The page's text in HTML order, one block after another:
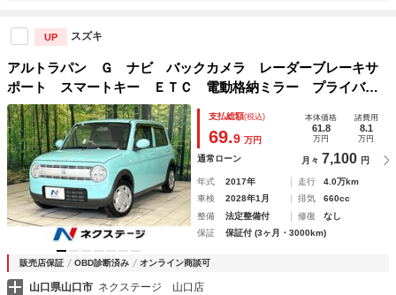
UP スズキ
アルトラパン Ｇ ナビ バックカメラ レーダーブレーキサ
ポート スマートキー ＥＴＣ 電動格納ミラー プライバシ
ーガラス 盗難防止システム 禁煙車 ワンオーナー
支払総額(税込)
69.9 万円
本体価格
61.8
万円
諸費用
8.1
万円
通常ローン 月々 7,100 円
年式 2017年 走行
4.0万km
車検
2028年1月 排気
660cc
整備
法定整備付 修復
なし
保証
保証付 (3ヶ月・3000km)
販売店保証 OBD診断済み オンライン商談可
山口県山口市 ネクステージ 山口店